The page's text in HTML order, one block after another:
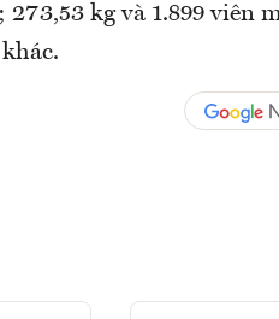
kg và 1.899 viên